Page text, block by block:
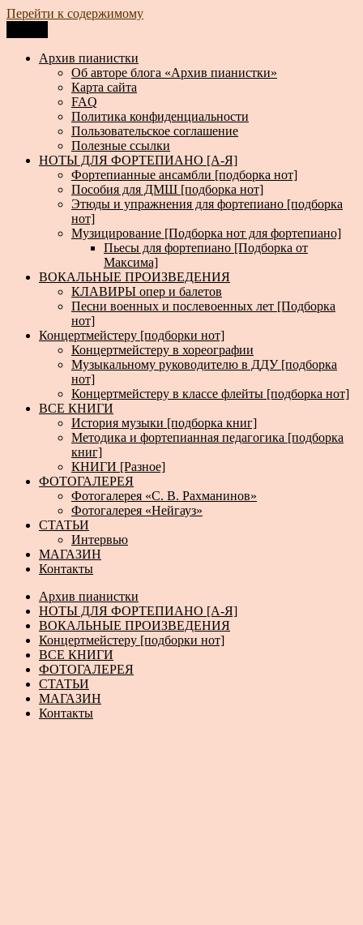
Перейти к содержимому
Архив пианистки
Всё для пианистов: ноты, книги, музыка, статьи…
Архив пианистки
Об авторе блога «Архив пианистки»
Карта сайта
FAQ
Политика конфиденциальности
Пользовательское соглашение
Полезные ссылки
НОТЫ ДЛЯ ФОРТЕПИАНО [А-Я]
Фортепианные ансамбли [подборка нот]
Пособия для ДМШ [подборка нот]
Этюды и упражнения для фортепиано [подборка
нот]
Музицирование [Подборка нот для фортепиано]
Пьесы для фортепиано [Подборка от
Максима]
ВОКАЛЬНЫЕ ПРОИЗВЕДЕНИЯ
КЛАВИРЫ опер и балетов
Песни военных и послевоенных лет [Подборка
нот]
Концертмейстеру [подборки нот]
Концертмейстеру в хореографии
Музыкальному руководителю в ДДУ [подборка
нот]
Концертмейстеру в классе флейты [подборка нот]
ВСЕ КНИГИ
История музыки [подборка книг]
Методика и фортепианная педагогика [подборка
книг]
КНИГИ [Разное]
ФОТОГАЛЕРЕЯ
Фотогалерея «С. В. Рахманинов»
Фотогалерея «Нейгауз»
СТАТЬИ
Интервью
МАГАЗИН
Контакты
Архив пианистки
НОТЫ ДЛЯ ФОРТЕПИАНО [А-Я]
ВОКАЛЬНЫЕ ПРОИЗВЕДЕНИЯ
Концертмейстеру [подборки нот]
ВСЕ КНИГИ
ФОТОГАЛЕРЕЯ
СТАТЬИ
МАГАЗИН
Контакты